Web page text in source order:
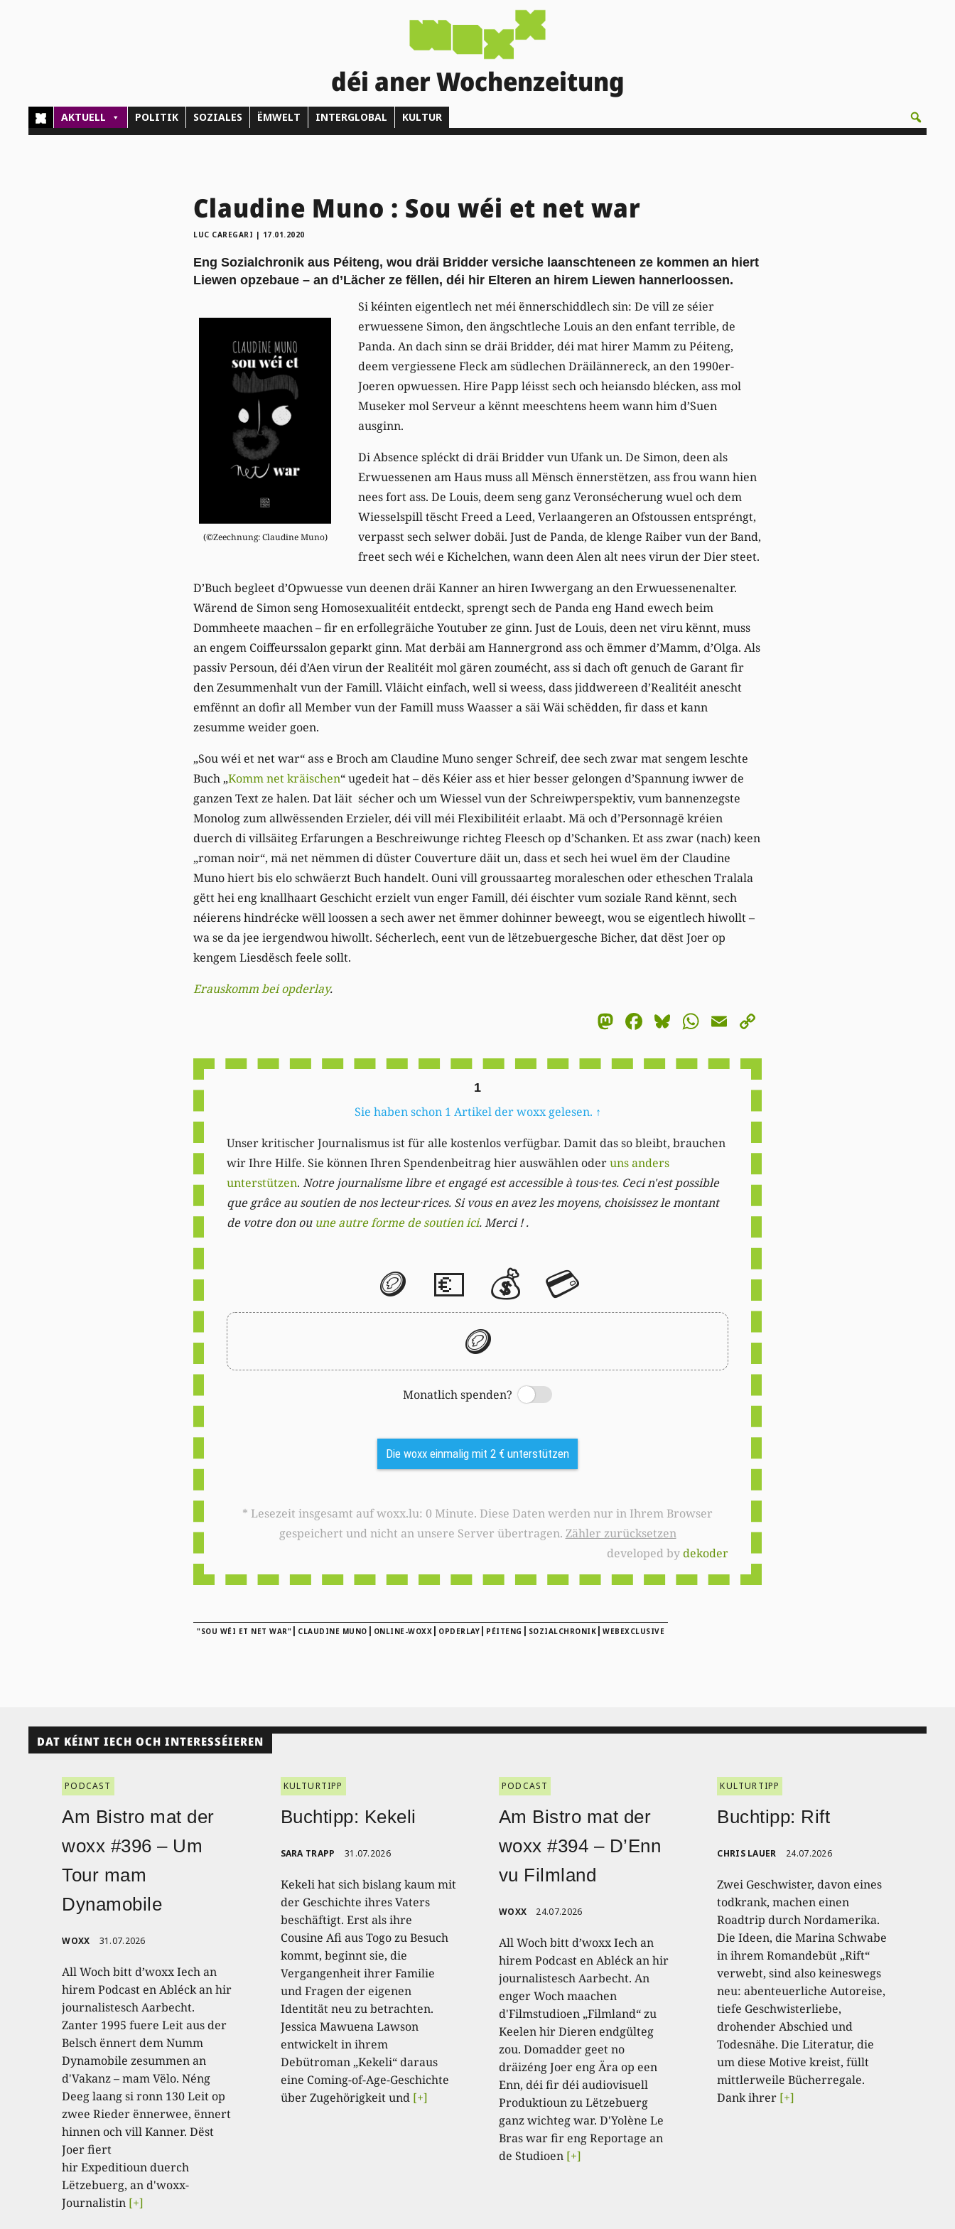
déi aner Wochenzeitung
AKTUELL POLITIK SOZIALES ËMWELT INTERGLOBAL KULTUR
Claudine Muno : Sou wéi et net war
LUC CAREGARI | 17.01.2020
Eng Sozialchronik aus Péiteng, wou dräi Bridder versiche laanschteneen ze kommen an hiert
Liewen opzebaue – an d’Lächer ze fëllen, déi hir Elteren an hirem Liewen hannerloossen.
(©Zeechnung: Claudine Muno)
Si kéinten eigentlech net méi ënnerschiddlech sin: De vill ze séier
erwuessene Simon, den ängschtleche Louis an den enfant terrible, de
Panda. An dach sinn se dräi Bridder, déi mat hirer Mamm zu Péiteng,
deem vergiessene Fleck am südlechen Dräilännereck, an den 1990er-
Joeren opwuessen. Hire Papp léisst sech och heiansdo blécken, ass mol
Museker mol Serveur a kënnt meeschtens heem wann him d’Suen
ausginn.
Di Absence spléckt di dräi Bridder vun Ufank un. De Simon, deen als
Erwuessenen am Haus muss all Mënsch ënnerstëtzen, ass frou wann hien
nees fort ass. De Louis, deem seng ganz Veronsécherung wuel och dem
Wiesselspill tëscht Freed a Leed, Verlaangeren an Ofstoussen entspréngt,
verpasst sech selwer dobäi. Just de Panda, de klenge Raiber vun der Band,
freet sech wéi e Kichelchen, wann deen Alen alt nees virun der Dier steet.
D’Buch begleet d’Opwuesse vun deenen dräi Kanner an hiren Iwwergang an den Erwuessenenalter.
Wärend de Simon seng Homosexualitéit entdeckt, sprengt sech de Panda eng Hand ewech beim
Dommheete maachen – fir en erfollegräiche Youtuber ze ginn. Just de Louis, deen net viru kënnt, muss
an engem Coiffeurssalon geparkt ginn. Mat derbäi am Hannergrond ass och ëmmer d’Mamm, d’Olga. Als
passiv Persoun, déi d’Aen virun der Realitéit mol gären zoumécht, ass si dach oft genuch de Garant fir
den Zesummenhalt vun der Famill. Vläicht einfach, well si weess, dass jiddwereen d’Realitéit anescht
emfënnt an dofir all Member vun der Famill muss Waasser a säi Wäi schëdden, fir dass et kann
zesumme weider goen.
„Sou wéi et net war“ ass e Broch am Claudine Muno senger Schreif, dee sech zwar mat sengem leschte
Buch „Komm net kräischen“ ugedeit hat – dës Kéier ass et hier besser gelongen d’Spannung iwwer de
ganzen Text ze halen. Dat läit sécher och um Wiessel vun der Schreiwperspektiv, vum bannenzegste
Monolog zum allwëssenden Erzieler, déi vill méi Flexibilitéit erlaabt. Mä och d’Personnagë kréien
duerch di villsäiteg Erfarungen a Beschreiwunge richteg Fleesch op d’Schanken. Et ass zwar (nach) keen
„roman noir“, mä net nëmmen di düster Couverture däit un, dass et sech hei wuel ëm der Claudine
Muno hiert bis elo schwäerzt Buch handelt. Ouni vill groussaarteg moraleschen oder etheschen Tralala
gëtt hei eng knallhaart Geschicht erzielt vun enger Famill, déi éischter vum soziale Rand kënnt, sech
néierens hindrécke wëll loossen a sech awer net ëmmer dohinner beweegt, wou se eigentlech hiwollt –
wa se da jee iergendwou hiwollt. Sécherlech, eent vun de lëtzebuergesche Bicher, dat dëst Joer op
kengem Liesdësch feele sollt.
Erauskomm bei opderlay.
Mastodon
Facebook
Bluesky
WhatsApp
Email
1
Sie haben schon 1 Artikel der woxx gelesen. ↑
Unser kritischer Journalismus ist für alle kostenlos verfügbar. Damit das so bleibt, brauchen
wir Ihre Hilfe. Sie können Ihren Spendenbeitrag hier auswählen oderuns anders
unterstützen. Notre journalisme libre et engagé est accessible à tous·tes. Ceci n'est possible
que grâce au soutien de nos lecteur·rices. Si vous en avez les moyens, choisissez le montant
de votre don ou une autre forme de soutien ici. Merci ! .
🪙 💶 💰 💳
🪙
Monatlich spenden?
Switch
Die woxx einmalig mit 2 € unterstützen
* Lesezeit insgesamt auf woxx.lu: 0 Minute. Diese Daten werden nur in Ihrem Browser
gespeichert und nicht an unsere Server übertragen. Zähler zurücksetzen
developed bydekoder
"SOU WÉI ET NET WAR" | CLAUDINE MUNO | ONLINE-WOXX | OPDERLAY | PÉITENG | SOZIALCHRONIK | WEBEXCLUSIVE
DAT KÉINT IECH OCH INTERESSÉIEREN
PODCAST
Am Bistro mat der
woxx #396 – Um
Tour mam
Dynamobile
WOXX 31.07.2026
All Woch bitt d’woxx Iech an
hirem Podcast en Abléck an hir
journalistesch Aarbecht.
Zanter 1995 fuere Leit aus der
Belsch ënnert dem Numm
Dynamobile zesummen an
d'Vakanz – mam Vëlo. Néng
Deeg laang si ronn 130 Leit op
zwee Rieder ënnerwee, ënnert
hinnen och vill Kanner. Dëst
Joer fiert
hir Expeditioun duerch
Lëtzebuerg, an d'woxx-
Journalistin [+]
KULTURTIPP
Buchtipp: Kekeli
SARA TRAPP 31.07.2026
Kekeli hat sich bislang kaum mit
der Geschichte ihres Vaters
beschäftigt. Erst als ihre
Cousine Afi aus Togo zu Besuch
kommt, beginnt sie, die
Vergangenheit ihrer Familie
und Fragen der eigenen
Identität neu zu betrachten.
Jessica Mawuena Lawson
entwickelt in ihrem
Debütroman „Kekeli“ daraus
eine Coming-of-Age-Geschichte
über Zugehörigkeit und [+]
PODCAST
Am Bistro mat der
woxx #394 – D’Enn
vu Filmland
WOXX 24.07.2026
All Woch bitt d’woxx Iech an
hirem Podcast en Abléck an hir
journalistesch Aarbecht. An
enger Woch maachen
d'Filmstudioen „Filmland“ zu
Keelen hir Dieren endgülteg
zou. Domadder geet no
dräizéng Joer eng Ära op een
Enn, déi fir déi audiovisuell
Produktioun zu Lëtzebuerg
ganz wichteg war. D'Yolène Le
Bras war fir eng Reportage an
de Studioen [+]
KULTURTIPP
Buchtipp: Rift
CHRIS LAUER 24.07.2026
Zwei Geschwister, davon eines
todkrank, machen einen
Roadtrip durch Nordamerika.
Die Ideen, die Marina Schwabe
in ihrem Romandebüt „Rift“
verwebt, sind also keineswegs
neu: abenteuerliche Autoreise,
tiefe Geschwisterliebe,
drohender Abschied und
Todesnähe. Die Literatur, die
um diese Motive kreist, füllt
mittlerweile Bücherregale.
Dank ihrer [+]